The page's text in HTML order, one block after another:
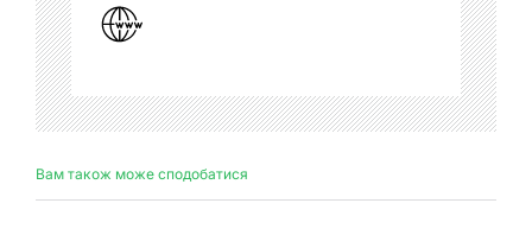
Вам також може сподобатися